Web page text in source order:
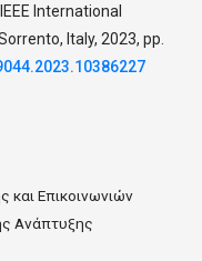
International
Italy, 2023, pp.
και Επικοινωνιών
Ανάπτυξης